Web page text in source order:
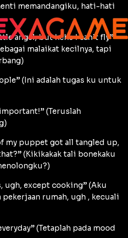
memandangiku, hati-hati
angel, but hehe I can’t fly”
malaikat kecilnya, tapi
(Ini adalah tugas ku untuk
(Teruslah
my puppet got all tangled up,
(Kikikakak tali bonekaku
ugh, except cooking” (Aku
pekerjaan rumah, ugh , kecuali
(Tetaplah pada mood